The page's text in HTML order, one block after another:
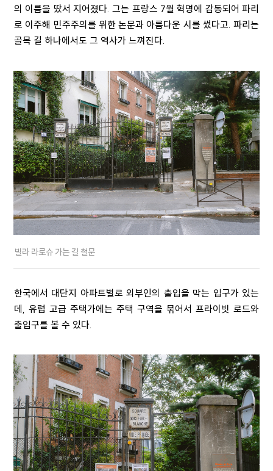
의 이름을 땄서 지어졌다. 그는 프랑스 7월 혁명에 감동되어 파리
로 이주해 민주주의를 위한 논문과 아름다운 시를 썼다고. 파리는
골목 길 하나에서도 그 역사가 느껴진다.
빌라 라로슈 가는 길 철문
한국에서 대단지 아파트별로 외부인의 출입을 막는 입구가 있는
데, 유럽 고급 주택가에는 주택 구역을 묶어서 프라이빗 로드와
출입구를 볼 수 있다.